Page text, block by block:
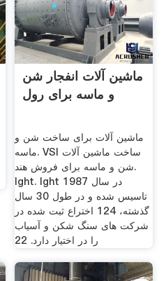
ماشین آلات انفجار شن
و ماسه برای رول
ماشین آلات برای ساخت شن و
ماسه. VSI ساخت ماشین آلات
شن و ماسه برای فروش هند.
lght. lght در سال 1987
تاسیس شده و در طول 30 سال
گذشته، 124 اختراع ثبت شده در
شركت های سنگ شكن و آسیاب
را در اختیار دارد. 22